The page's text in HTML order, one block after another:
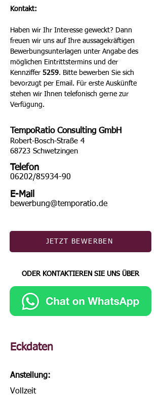
Kontakt:
Haben wir Ihr Interesse geweckt? Dann
freuen wir uns auf Ihre aussagekräftigen
Bewerbungsunterlagen unter Angabe des
möglichen Eintrittstermins und der
Kennziffer 5259. Bitte bewerben Sie sich
bevorzugt per Email. Für erste Auskünfte
stehen wir Ihnen telefonisch gerne zur
Verfügung.
TempoRatio Consulting GmbH
Robert-Bosch-Straße 4
68723 Schwetzingen
06202/85934-90
bewerbung@temporatio.de
Telefon
E-Mail
JETZT BEWERBEN
ODER KONTAKTIEREN SIE UNS ÜBER
Eckdaten
Anstellung:
Vollzeit